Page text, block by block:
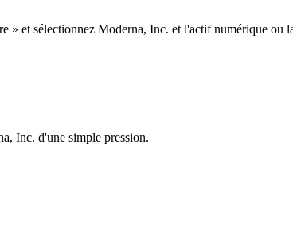
» et sélectionnez Moderna, Inc. et l'actif numérique ou
Inc. d'une simple pression.